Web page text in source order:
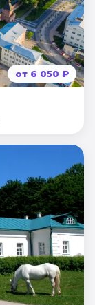
от 6 050 ₽